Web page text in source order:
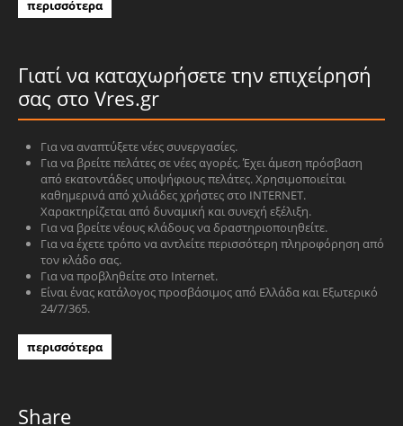
περισσότερα
Γιατί να καταχωρήσετε την επιχείρησή
σας στο Vres.gr
Για να αναπτύξετε νέες συνεργασίες.
Για να βρείτε πελάτες σε νέες αγορές. Έχει άμεση πρόσβαση
από εκατοντάδες υποψήφιους πελάτες. Χρησιμοποιείται
καθημερινά από χιλιάδες χρήστες στο INTERNET.
Χαρακτηρίζεται από δυναμική και συνεχή εξέλιξη.
Για να βρείτε νέους κλάδους να δραστηριοποιηθείτε.
Για να έχετε τρόπο να αντλείτε περισσότερη πληροφόρηση από
τον κλάδο σας.
Για να προβληθείτε στο Internet.
Είναι ένας κατάλογος προσβάσιμος από Ελλάδα και Εξωτερικό
24/7/365.
περισσότερα
Share